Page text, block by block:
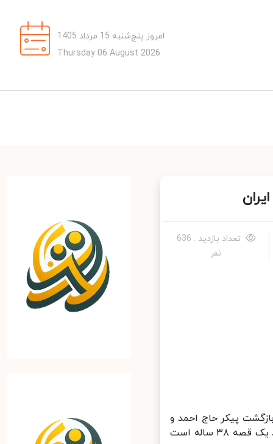
امروز پنج‌شنبه 15 مرداد 1405
Thursday 06 August 2026
تعداد بازدید : 636
نفر
پیکر حاج احمد و
همراهان ایشان، اظهار کرد: ماجرای به شهادت رسیدن یا نرسیدن حاج احمد یک قصه ۳۸ ساله است